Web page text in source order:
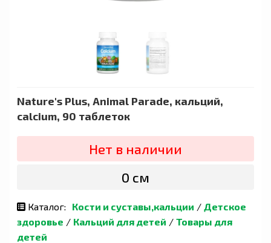
Nature's Plus, Animal Parade, кальций,
calcium, 90 таблеток
Нет в наличии
0 сӯм
Каталог: Кости и суставы,кальции / Детское
здоровье / Кальций для детей / Товары для
детей